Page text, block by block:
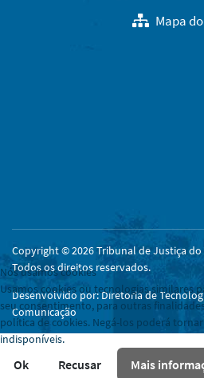
Mapa
Copyright © 2026 Tribunal de Justiça do
Todos os direitos reservados.
Desenvolvido por: Diretoria de
Comunicação
Nós usamos cookies
Usamos cookies ou tecnologias similares
seu consentimento, para outras
política de cookies. Negá-los poderá
indisponíveis.
Ok Recusar Mais